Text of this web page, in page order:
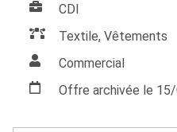
CDI
Textile, Vêtements
Commercial
Offre archivée le